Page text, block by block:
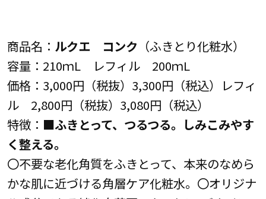
商品名： ルクエ コンク （ふきとり化粧水）
容量：210ｍL レフィル 200ｍL
価格：3,000円（税抜）3,300円（税込）レフィ
ル 2,800円（税抜）3,080円（税込）
特徴：■ふきとって、つるつる。しみこみやす
く整える。
〇不要な老化角質をふきとって、本来のなめら
かな肌に近づける角層ケア化粧水。〇オリジナ